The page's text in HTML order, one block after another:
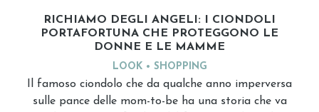
RICHIAMO DEGLI ANGELI: I CIONDOLI
PORTAFORTUNA CHE PROTEGGONO LE
DONNE E LE MAMME
LOOK SHOPPING
Il famoso ciondolo che da qualche anno imperversa
sulle pance delle mom-to-be ha una storia che va